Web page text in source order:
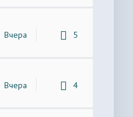
Вчера 5
Вчера 4